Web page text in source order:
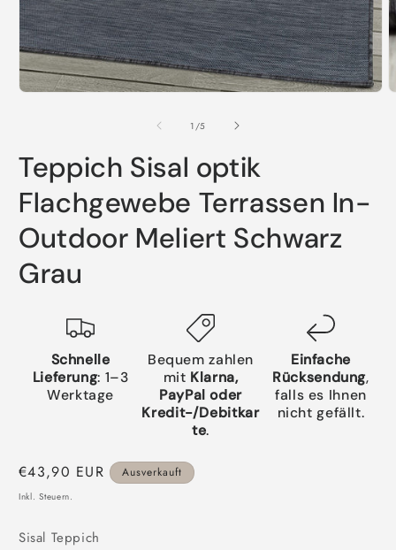
1 /von
5
Teppich Sisal optik
Flachgewebe Terrassen In-
Outdoor Meliert Schwarz
Grau
Schnelle
Lieferung: 1–3
Werktage
Bequem zahlen
mit Klarna,
PayPal oder
Kredit-/Debitkar
te.
Einfache
Rücksendung,
falls es Ihnen
nicht gefällt.
Normaler
Preis
€43,90 EUR Ausverkauft
Inkl. Steuern.
Sisal Teppich